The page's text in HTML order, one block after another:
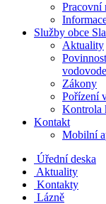
Pracovní
Služby obce
Aktuality
Zákony
Pořízení
Kontrola
Kontakt
Mobilní
Úřední deska
Aktuality
Kontakty
Lázně